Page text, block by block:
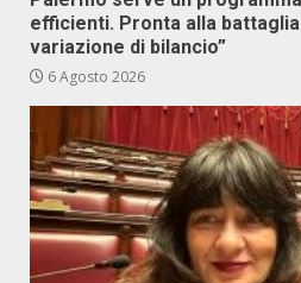
efficienti. Pronta alla
variazione di bilancio”
6 Agosto 2026